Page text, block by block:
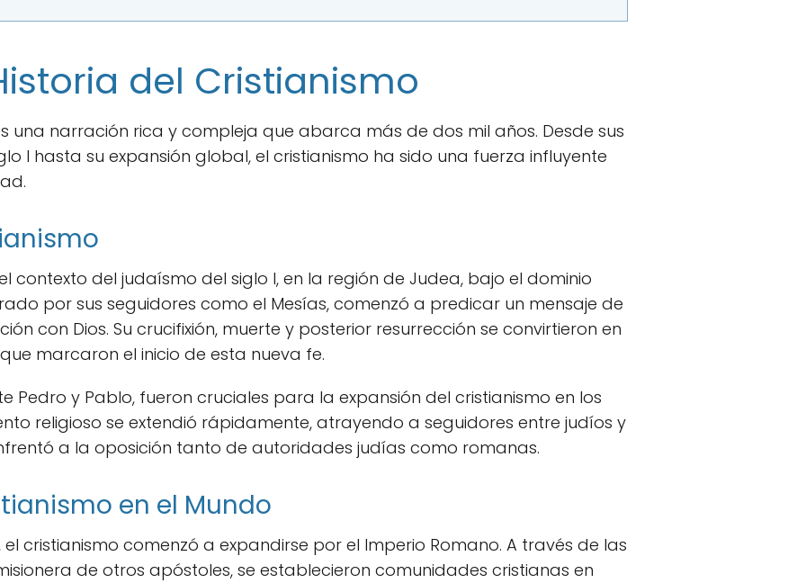
del Cristianismo
una narración rica y compleja que abarca más de dos mil años. Desde sus
I hasta su expansión global, el cristianismo ha sido una fuerza influyente
contexto del judaísmo del siglo I, en la región de Judea, bajo el dominio
por sus seguidores como el Mesías, comenzó a predicar un mensaje de
con Dios. Su crucifixión, muerte y posterior resurrección se convirtieron en
marcaron el inicio de esta nueva fe.
Pedro y Pablo, fueron cruciales para la expansión del cristianismo en los
religioso se extendió rápidamente, atrayendo a seguidores entre judíos y
a la oposición tanto de autoridades judías como romanas.
en el Mundo
cristianismo comenzó a expandirse por el Imperio Romano. A través de las
de otros apóstoles, se establecieron comunidades cristianas en